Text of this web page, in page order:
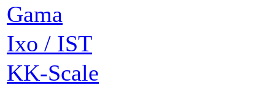
Gama
Ixo / IST
KK-Scale